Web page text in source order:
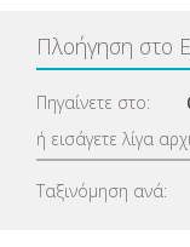
Πλοήγηση στο
Πηγαίνετε στο:
ή εισάγετε λίγα
Ταξινόμηση ανά: